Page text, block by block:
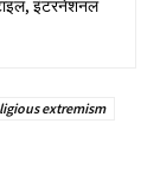
इंटरनेशनल
extremism